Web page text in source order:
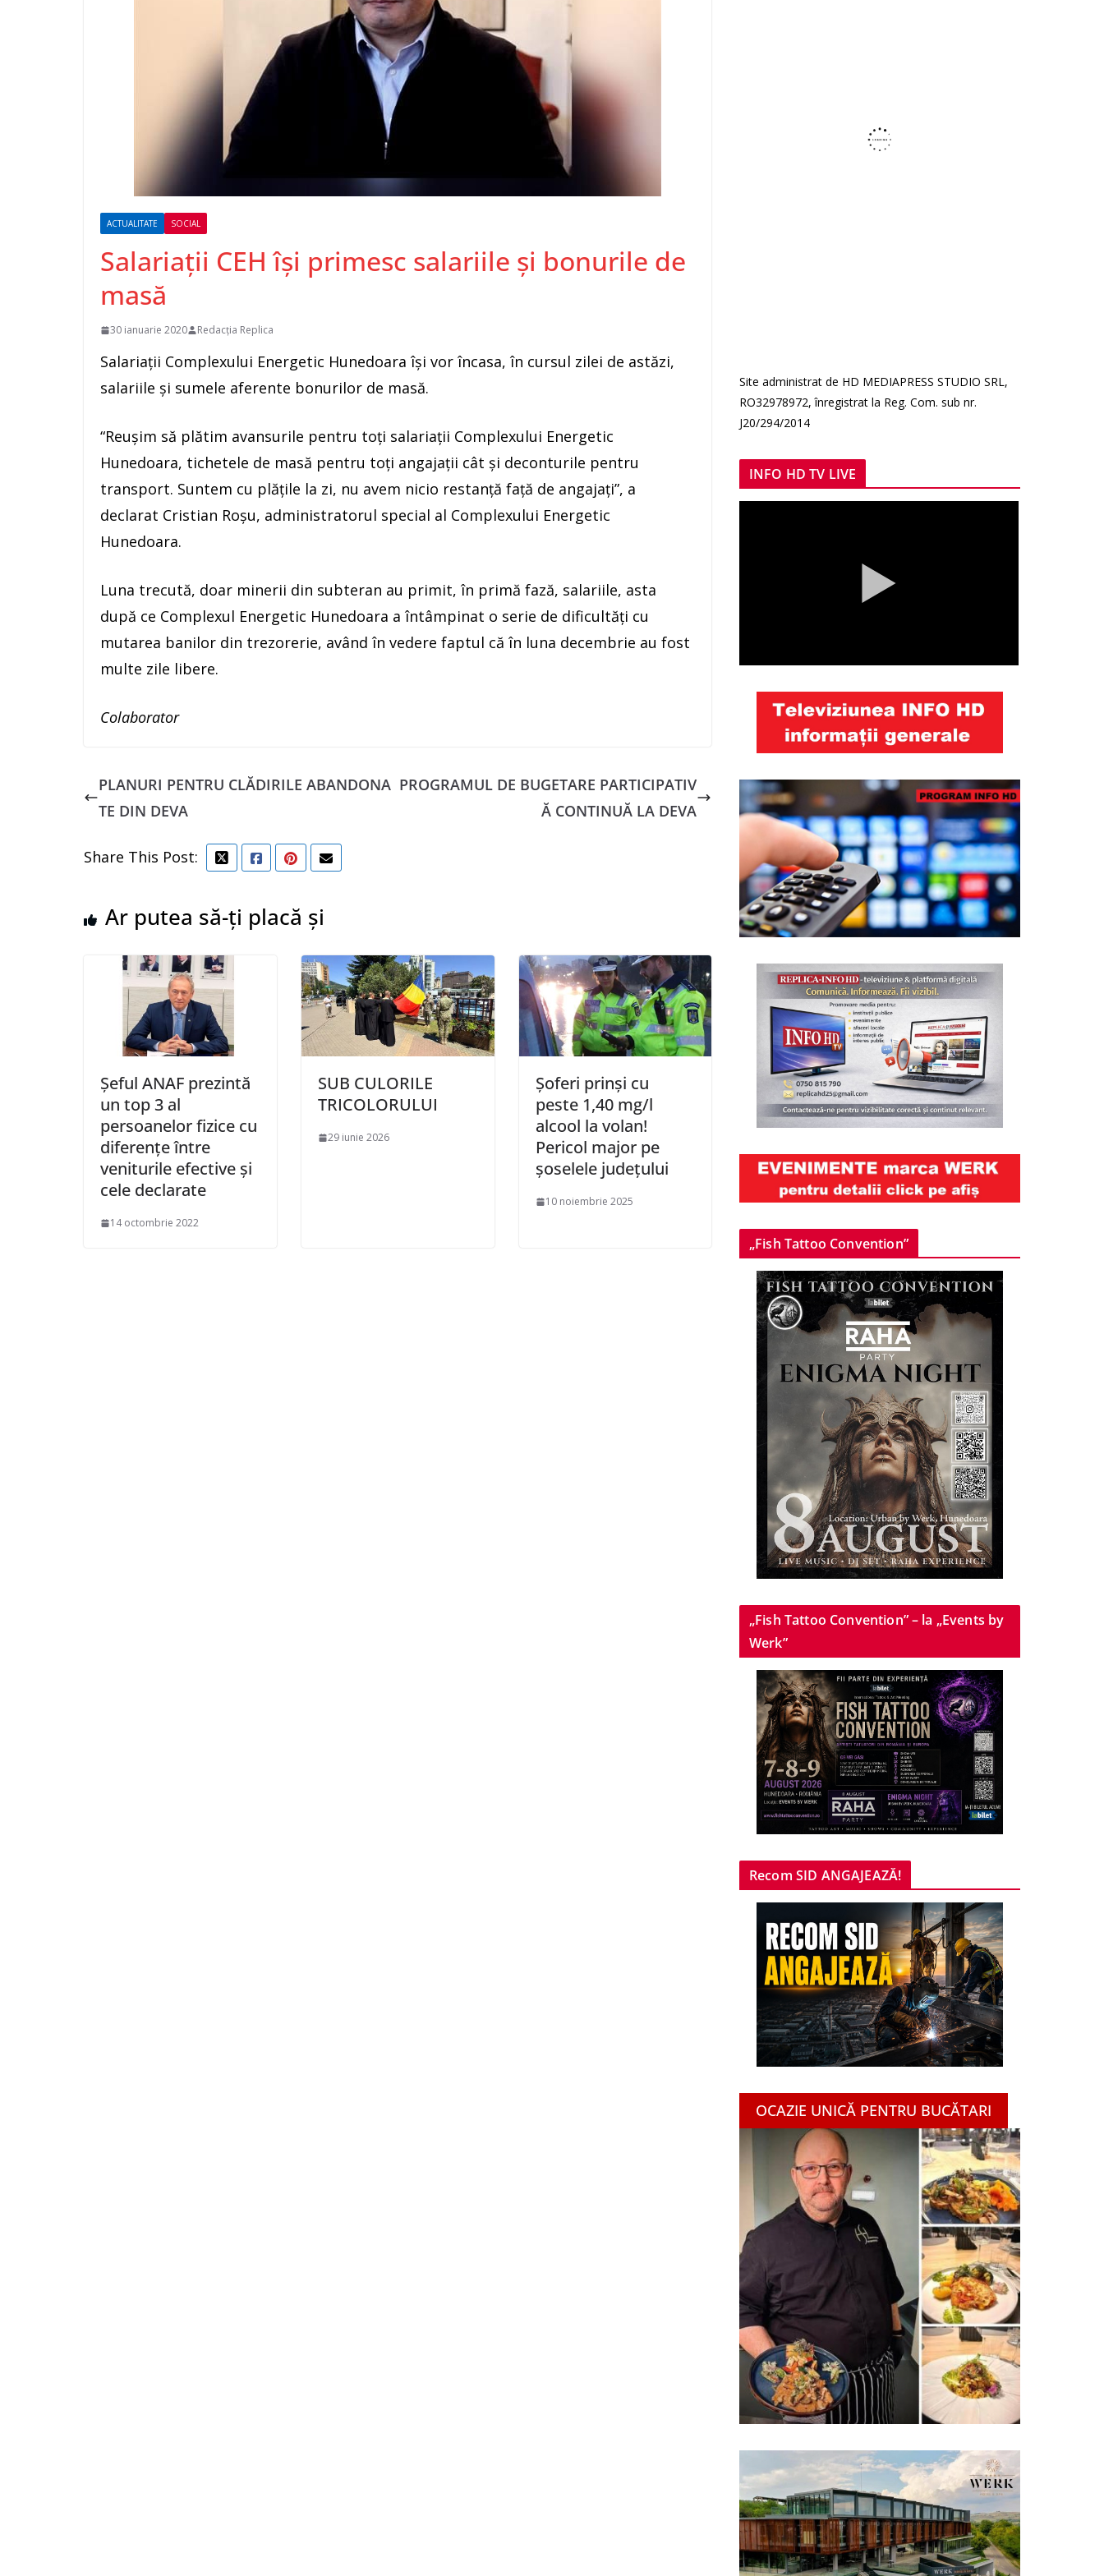
ACTUALITATE SOCIAL
Salariații CEH își primesc salariile și bonurile de
masă
30 ianuarie 2020 Redacția Replica
Salariații Complexului Energetic Hunedoara își vor încasa, în cursul zilei de astăzi,
salariile și sumele aferente bonurilor de masă.
“Reușim să plătim avansurile pentru toți salariații Complexului Energetic
Hunedoara, tichetele de masă pentru toți angajații cât și deconturile pentru
transport. Suntem cu plățile la zi, nu avem nicio restanță față de angajați”, a
declarat Cristian Roșu, administratorul special al Complexului Energetic
Hunedoara.
Luna trecută, doar minerii din subteran au primit, în primă fază, salariile, asta
după ce Complexul Energetic Hunedoara a întâmpinat o serie de dificultăți cu
mutarea banilor din trezorerie, având în vedere faptul că în luna decembrie au fost
multe zile libere.
Colaborator
PLANURI PENTRU CLĂDIRILE ABANDONA
TE DIN DEVA
PROGRAMUL DE BUGETARE PARTICIPATIV
Ă CONTINUĂ LA DEVA
Share This Post:
Ar putea să-ți placă și
Șeful ANAF prezintă
un top 3 al
persoanelor fizice cu
diferenţe între
veniturile efective şi
cele declarate
14 octombrie 2022
SUB CULORILE
TRICOLORULUI
29 iunie 2026
Șoferi prinși cu
peste 1,40 mg/l
alcool la volan!
Pericol major pe
șoselele județului
10 noiembrie 2025
Site administrat de HD MEDIAPRESS STUDIO SRL,
RO32978972, înregistrat la Reg. Com. sub nr.
J20/294/2014
INFO HD TV LIVE
„Fish Tattoo Convention”
„Fish Tattoo Convention” – la „Events by
Werk”
Recom SID ANGAJEAZĂ!
OCAZIE UNICĂ PENTRU BUCĂTARI